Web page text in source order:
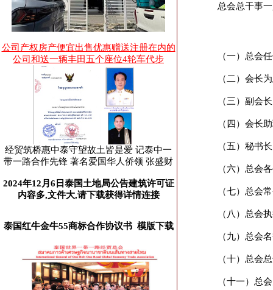
公司产权房产便宜出售优惠赠送注册在内的
公司和送一辆丰田五个座位4轮车代步
经贸筑桥惠中泰守望故土皆是爱 记泰中一
带一路合作先锋 著名爱国华人侨领 张盛财
2024年12月6日泰国土地局公告建筑许可证
内容多,文件大,请下载获得详情连接
泰国红牛金牛55商标合作协议书 模版下载
总会总干事
（一）总会
（二）会长
（三）副会
（四）会长
（五）秘书
（六）总会
（七）总会
（八）总会
（九）总会
（十）总会
（十一）总